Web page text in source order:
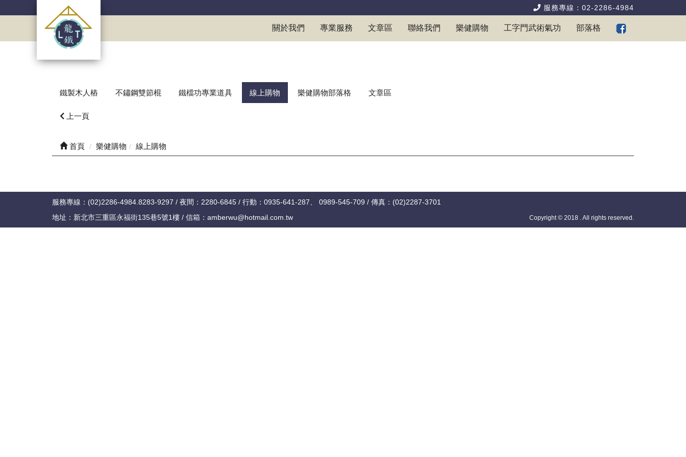
服務專線：02-2286-4984
關於我們 專業服務 文章區 聯絡我們 樂健購物 工字門武術氣功 部落格
鐵製木人樁 不鏽鋼雙節棍 鐵檔功專業道具 線上購物 樂健購物部落格 文章區
上一頁
首頁 樂健購物 線上購物
服務專線：(02)2286-4984.8283-9297 / 夜間：2280-6845 / 行動：0935-641-287、 0989-545-709 / 傳真：(02)2287-3701
地址：新北市三重區永福街135巷5號1樓 / 信箱：amberwu@hotmail.com.tw
Copyright © 2018 . All rights reserved.